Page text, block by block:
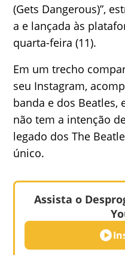
(Gets Dangerous)”,
a e lançada às
quarta-feira (11).
Em um trecho
seu Instagram,
banda e dos Beatles,
não tem a intenção
legado dos The
único.
Assista o